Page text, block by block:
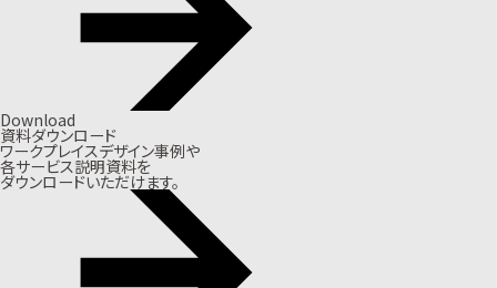
Download
資料ダウンロード
ワークプレイスデザイン事例や
各サービス説明資料を
ダウンロードいただけます。